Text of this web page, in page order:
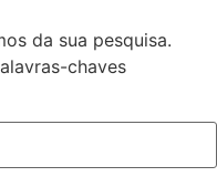
da sua pesquisa.
chaves